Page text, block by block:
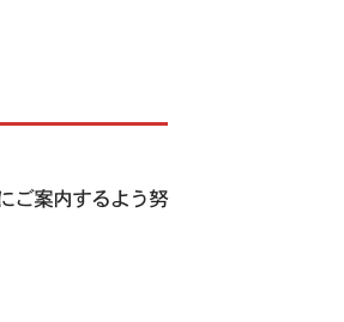
ご案内するよう努